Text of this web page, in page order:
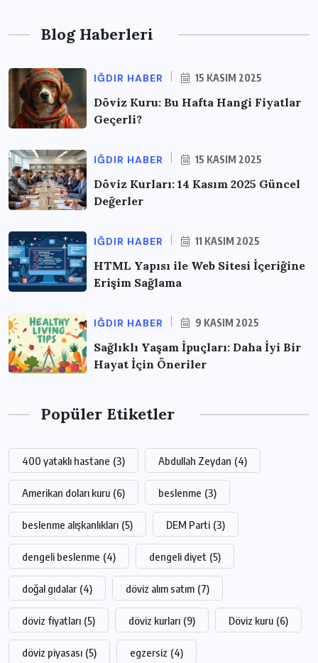
Blog Haberleri
IĞDIR HABER 15 KASIM 2025
Döviz Kuru: Bu Hafta Hangi Fiyatlar
Geçerli?
IĞDIR HABER 15 KASIM 2025
Döviz Kurları: 14 Kasım 2025 Güncel
Değerler
IĞDIR HABER 11 KASIM 2025
HTML Yapısı ile Web Sitesi İçeriğine
Erişim Sağlama
IĞDIR HABER 9 KASIM 2025
Sağlıklı Yaşam İpuçları: Daha İyi Bir
Hayat İçin Öneriler
Popüler Etiketler
400 yataklı hastane (3) Abdullah Zeydan (4)
Amerikan doları kuru (6) beslenme (3)
beslenme alışkanlıkları (5) DEM Parti (3)
dengeli beslenme (4) dengeli diyet (5)
doğal gıdalar (4) döviz alım satım (7)
döviz fiyatları (5) döviz kurları (9) Döviz kuru (6)
döviz piyasası (5) egzersiz (4)